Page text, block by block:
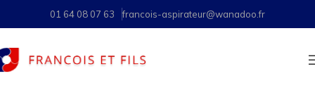
01 64 08 07 63 francois-aspirateur@wanadoo.fr